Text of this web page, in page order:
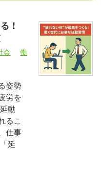
！
会
働
姿勢
労を
動
るこ
仕事
延